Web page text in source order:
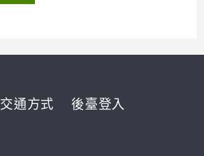
交通方式 後臺登入